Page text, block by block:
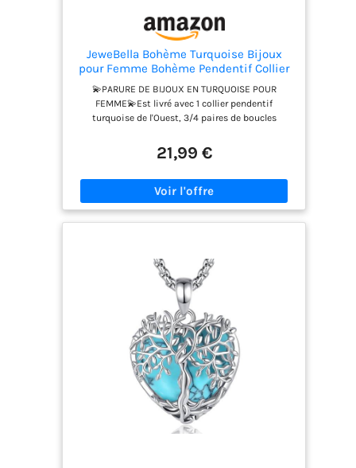
JeweBella Bohème Turquoise Bijoux
pour Femme Bohème Pendentif Collier
Turquoise Plume Boucles d'oreilles
Pendantes Boho Cuir Perles Bracelet
Vintage Knuckle Bague Empilables
Ensembles Western Bijoux
💫PARURE DE BIJOUX EN TURQUOISE POUR
FEMME💫Est livré avec 1 collier pendentif
turquoise de l'Ouest, 3/4 paires de boucles
bracelet en cuir synthétique turquoise
enveloppant et 8 knuckle bague communs
l'Ouest avec des couleurs vives et accrocheuses.
✨ENSEMBLE DE BIJOUX WESTERN✨En turquoise,
d'oreilles western légères en turquoise qui
n'alourdissent pas vos oreilles, surface polie qui
ne raye pas votre peau douce, design spécial
western qui apporte une fraîcheur unique à votre
tenue quotidienne. 💫BOHÈME PENDENTIF
COLLIER💫Le collier western femme au look
superposé a un design réglable qui peut être
facilement adapté à vos besoins. Bracelet de
perles de cuir turquoise, circonférence : 19,5 cm /
7,7 pouces, bohème commune knuckle anneaux
taille : 5-9, peut être empilé comme vous le
souhaitez. Boucles d'oreilles pendentifs
occidentaux sont disponibles dans différentes
21,99 €